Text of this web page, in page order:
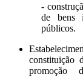
-
de bens
públicos.
constituição
promoção